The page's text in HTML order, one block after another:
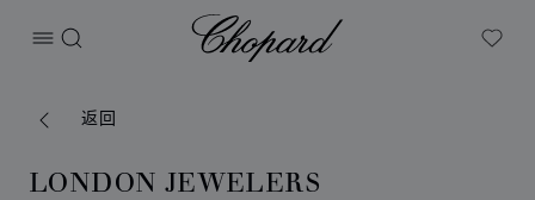
打开菜单
搜索
Chopard
My
返回
LONDON JEWELERS